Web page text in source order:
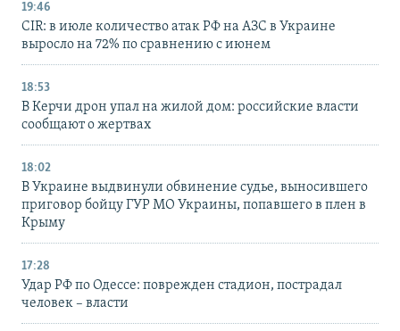
19:46
CIR: в июле количество атак РФ на АЗС в Украине
выросло на 72% по сравнению с июнем
18:53
В Керчи дрон упал на жилой дом: российские власти
сообщают о жертвах
18:02
В Украине выдвинули обвинение судье, выносившего
приговор бойцу ГУР МО Украины, попавшего в плен в
Крыму
17:28
Удар РФ по Одессе: поврежден стадион, пострадал
человек – власти